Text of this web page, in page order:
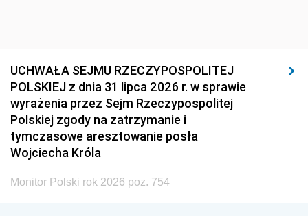
UCHWAŁA SEJMU RZECZYPOSPOLITEJ
POLSKIEJ z dnia 31 lipca 2026 r. w sprawie
wyrażenia przez Sejm Rzeczypospolitej
Polskiej zgody na zatrzymanie i
tymczasowe aresztowanie posła
Wojciecha Króla
Monitor Polski rok 2026 poz. 754